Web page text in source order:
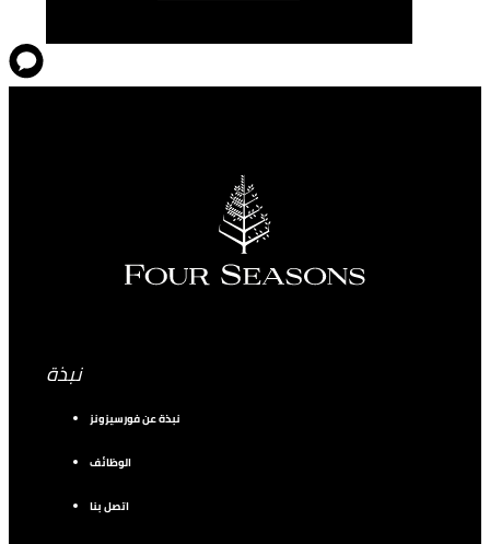
نبذة
نبذة عن فورسيزونز
الوظائف
اتصل بنا